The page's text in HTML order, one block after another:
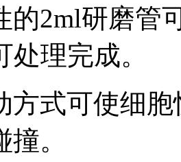
的2ml研磨管
理完成。
方式可使细
。